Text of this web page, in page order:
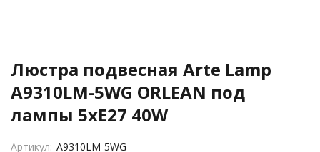
Люстра подвесная Arte Lamp
A9310LM-5WG ORLEAN под
лампы 5xE27 40W
Артикул: A9310LM-5WG